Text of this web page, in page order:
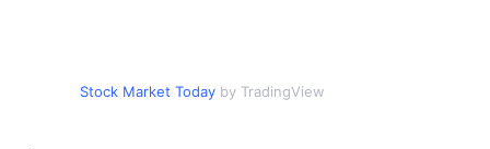
Stock Market Today by TradingView